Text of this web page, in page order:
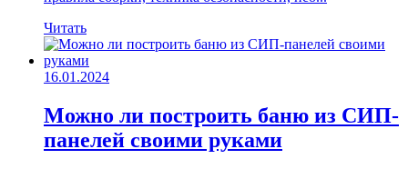
Читать
16.01.2024
Можно ли построить баню из СИП-
панелей своими руками